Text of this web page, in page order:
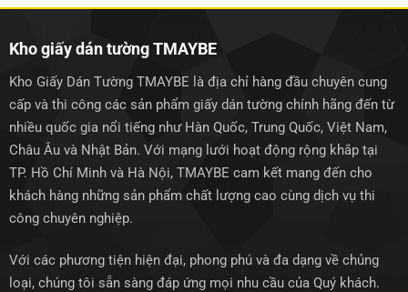
Kho giấy dán tường TMAYBE
Kho Giấy Dán Tường TMAYBE là địa chỉ hàng đầu chuyên cung
cấp và thi công các sản phẩm giấy dán tường chính hãng đến từ
nhiều quốc gia nổi tiếng như Hàn Quốc, Trung Quốc, Việt Nam,
Châu Âu và Nhật Bản. Với mạng lưới hoạt động rộng khắp tại
TP. Hồ Chí Minh và Hà Nội, TMAYBE cam kết mang đến cho
khách hàng những sản phẩm chất lượng cao cùng dịch vụ thi
công chuyên nghiệp.
Với các phương tiện hiện đại, phong phú và đa dạng về chủng
loại, chúng tôi sẵn sàng đáp ứng mọi nhu cầu của Quý khách.